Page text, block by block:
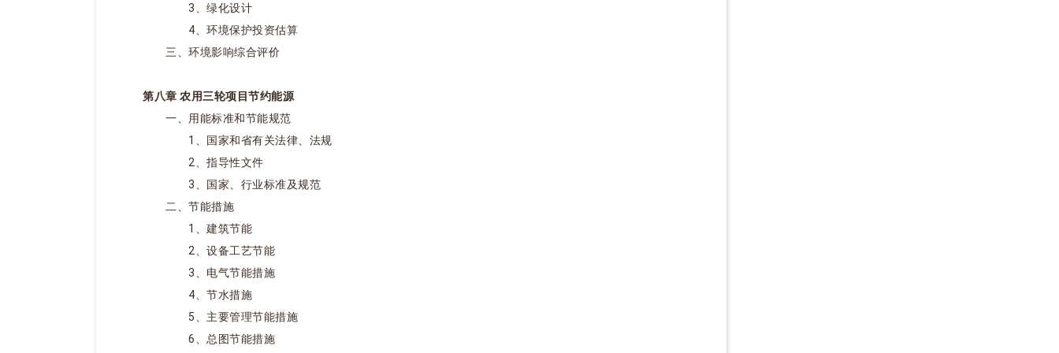
3、绿化设计
4、环境保护投资估算
三、环境影响综合评价
第八章 农用三轮项目节约能源
一、用能标准和节能规范
1、国家和省有关法律、法规
2、指导性文件
3、国家、行业标准及规范
二、节能措施
1、建筑节能
2、设备工艺节能
3、电气节能措施
4、节水措施
5、主要管理节能措施
6、总图节能措施